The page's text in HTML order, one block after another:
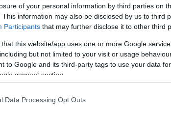
of your personal information by third parties on
This information may also be disclosed by us to third
Participants that may further disclose it to other third
that this website/app uses one or more Google
but not limited to your visit or usage
to Google and its third-party tags to use your data
consent section.
Data Processing Opt Outs